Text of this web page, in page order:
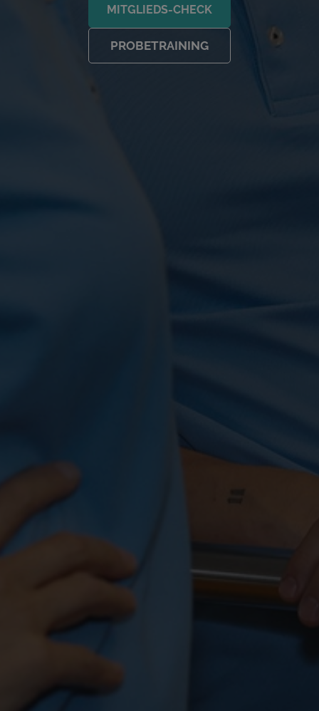
MITGLIEDS-CHECK
PROBETRAINING